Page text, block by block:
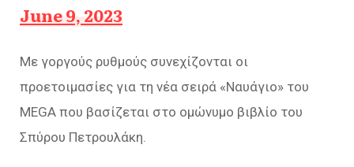
June 9, 2023
Με γοργούς ρυθμούς συνεχίζονται οι
προετοιμασίες για τη νέα σειρά «Ναυάγιο» του
MEGA που βασίζεται στο ομώνυμο βιβλίο του
Σπύρου Πετρουλάκη.